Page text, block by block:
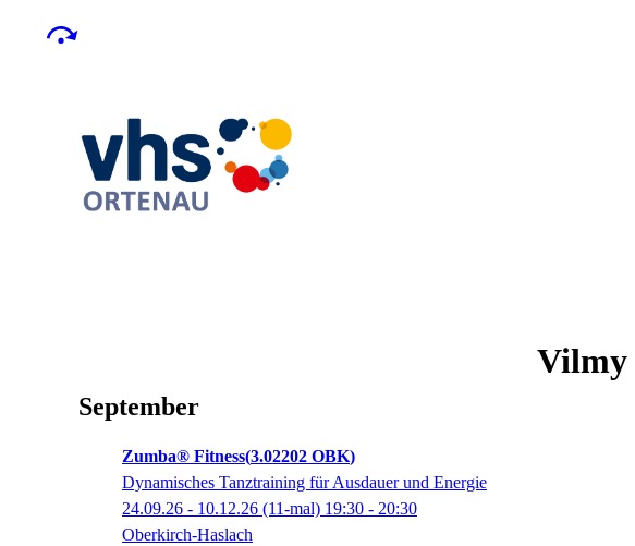
Vilmy
September
Zumba® Fitness 3.02202 OBK
Dynamisches Tanztraining für Ausdauer und Energie
24.09.26 - 10.12.26 (11-mal) 19:30 - 20:30
Oberkirch-Haslach